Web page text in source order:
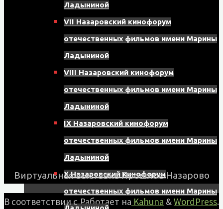
Ладыниной
VII Назаровский кинофорум
отечественных фильмов имени Марины
Ладыниной
VIII Назаровский кинофорум
отечественных фильмов имени Марины
Ладыниной
IX Назаровский кинофорум
отечественных фильмов имени Марины
Ладыниной
X Назаровский кинофорум
отечественных фильмов имени Марины
Виртуальная выставка Прошлое Назарово
Работает на Kahuna &WordPress.
В соответствии с